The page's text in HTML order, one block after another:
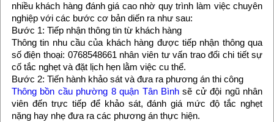
nhiều khách hàng đánh giá cao nhờ quy trình làm việc chuyên
nghiệp với các bước cơ bản diến ra như sau:
Bước 1: Tiếp nhận thông tin từ khách hàng
Thông tin nhu cầu của khách hàng được tiếp nhận thông qua
số điện thoại: 0768548661 nhân viên tư vấn trao đổi chi tiết sự
cố tắc nghẹt và đặt lịch hẹn lằm việc cu thể.
Bước 2: Tiến hành khảo sát và đưa ra phương án thi công
Thông bồn cầu phường 8 quận Tân Bìnhsẽ cử đội ngũ nhân
viên đến trực tiếp để khảo sát, đánh giá mức độ tắc nghẹt
nặng hay nhẹ đưa ra các phương án thực hiện.